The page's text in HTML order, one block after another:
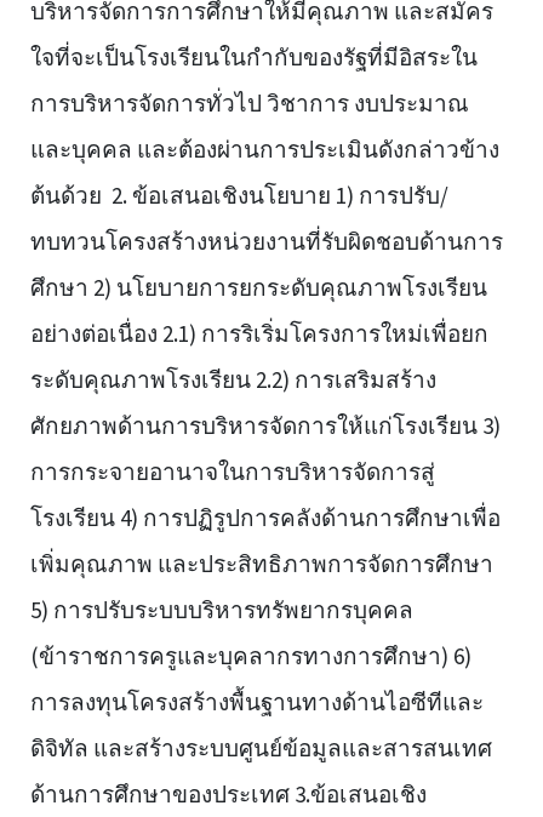
บริหารจัดการการศึกษาให้มีคุณภาพ และสมัคร
ใจที่จะเป็นโรงเรียนในกำกับของรัฐที่มีอิสระใน
การบริหารจัดการทั่วไป วิชาการ งบประมาณ
และบุคคล และต้องผ่านการประเมินดังกล่าวข้าง
ต้นด้วย 2. ข้อเสนอเชิงนโยบาย 1) การปรับ/
ทบทวนโครงสร้างหน่วยงานที่รับผิดชอบด้านการ
ศึกษา 2) นโยบายการยกระดับคุณภาพโรงเรียน
อย่างต่อเนื่อง 2.1) การริเริ่มโครงการใหม่เพื่อยก
ระดับคุณภาพโรงเรียน 2.2) การเสริมสร้าง
ศักยภาพด้านการบริหารจัดการให้แก่โรงเรียน 3)
การกระจายอานาจในการบริหารจัดการสู่
โรงเรียน 4) การปฏิรูปการคลังด้านการศึกษาเพื่อ
เพิ่มคุณภาพ และประสิทธิภาพการจัดการศึกษา
5) การปรับระบบบริหารทรัพยากรบุคคล
(ข้าราชการครูและบุคลากรทางการศึกษา) 6)
การลงทุนโครงสร้างพื้นฐานทางด้านไอซีทีและ
ดิจิทัล และสร้างระบบศูนย์ข้อมูลและสารสนเทศ
ด้านการศึกษาของประเทศ 3.ข้อเสนอเชิง